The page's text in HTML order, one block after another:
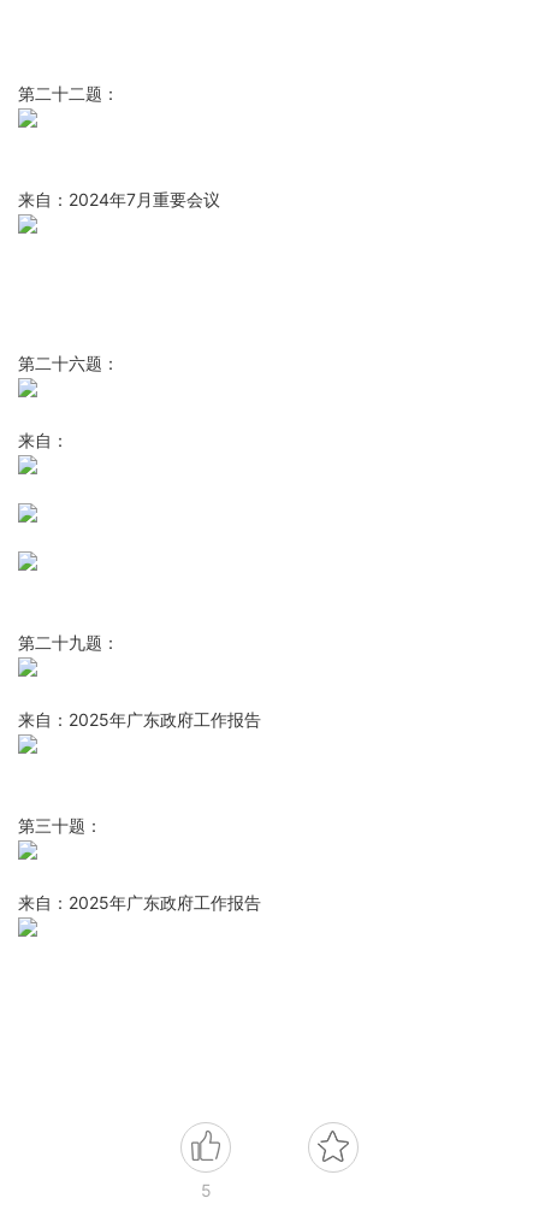
第二十二题：
来自：2024年7月重要会议
第二十六题：
来自：
第二十九题：
来自：2025年广东政府工作报告
第三十题：
来自：2025年广东政府工作报告
5